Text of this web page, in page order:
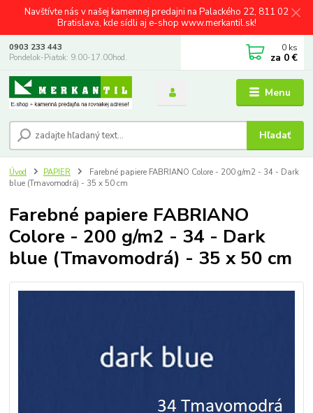
Navštívte nás v našej kamennej predajni na Palackého 22, 811 02
Bratislava, kde sídli aj e-shop www.merkantil.sk!
Menu
Hľadať
0903 233 443
Pondelok-Piatok: 9.00-17.00hod.
0 ks
za 0 €
Úvod PAPIER
Farebné papiere FABRIANO Colore - 200 g/m2 - 34 - Dark
blue (Tmavomodrá) - 35 x 50 cm
Farebné papiere FABRIANO
Colore - 200 g/m2 - 34 - Dark
blue (Tmavomodrá) - 35 x 50 cm